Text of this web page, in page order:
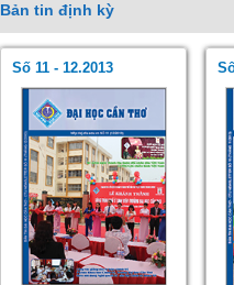
Bản tin định kỳ
Số 11 - 12.2013